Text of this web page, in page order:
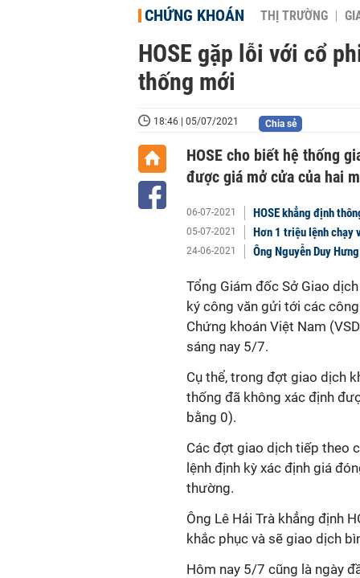
CHỨNG KHOÁN THỊ TRƯỜNG
HOSE gặp lỗi với cổ
thống mới
18:46 | 05/07/2021 Chia sẻ
HOSE cho biết hệ thống
được giá mở cửa của hai
06-07-2021 HOSE khẳng định
05-07-2021 Hơn 1 triệu lệnh chạy
24-06-2021 Ông Nguyễn Duy
Tổng Giám đốc Sở Giao
ký công văn gửi tới các
Chứng khoán Việt Nam
sáng nay 5/7.
Cụ thể, trong đợt giao dịch
thống đã không xác định
bằng 0).
Các đợt giao dịch tiếp theo
lệnh định kỳ xác định giá
thường.
Ông Lê Hải Trà khẳng định
khắc phục và sẽ giao dịch
Hôm nay 5/7 cũng là ngày